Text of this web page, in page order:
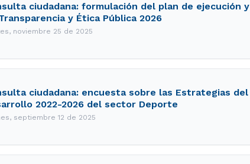
ciudadana: formulación del plan de ejecución
y Ética Pública 2026
noviembre 25 de 2025
ciudadana: encuesta sobre las Estrategias del
2022-2026 del sector Deporte
septiembre 12 de 2025